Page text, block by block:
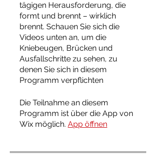
tägigen Herausforderung, die
formt und brennt – wirklich
brennt. Schauen Sie sich die
Videos unten an, um die
Kniebeugen, Brücken und
Ausfallschritte zu sehen, zu
denen Sie sich in diesem
Programm verpflichten
Die Teilnahme an diesem
Programm ist über die App von
Wix möglich. App öffnen